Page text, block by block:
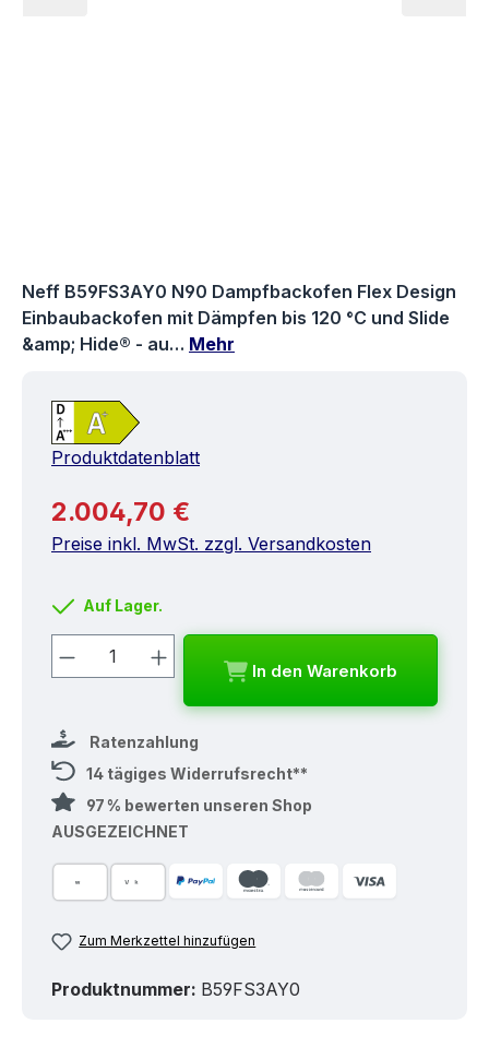
Neff B59FS3AY0 N90 Dampfbackofen Flex Design
Einbaubackofen mit Dämpfen bis 120 °C und Slide
&amp; Hide® - au… Mehr
Produktdatenblatt
Regulärer Preis:
2.004,70 €
Preise inkl. MwSt. zzgl. Versandkosten
Auf Lager.
Produkt Anzahl: Gib den
In den Warenkorb
Ratenzahlung
14 tägiges Widerrufsrecht**
97 % bewerten unseren Shop
AUSGEZEICHNET
Zum Merkzettel hinzufügen
Produktnummer: B59FS3AY0